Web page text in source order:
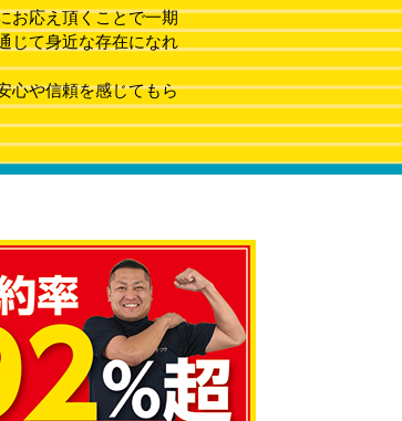
お応え頂くことで一期
じて身近な存在になれ
心や信頼を感じてもら